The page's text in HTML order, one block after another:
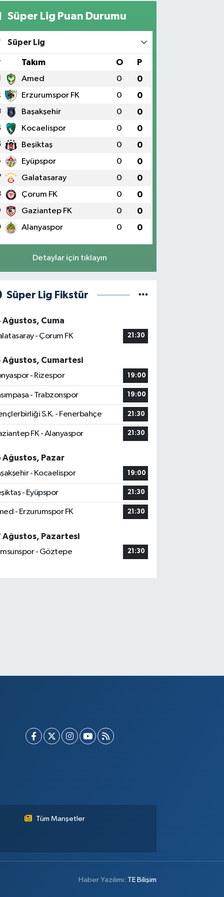
ÜNÜVERSİTESİ HASTANESİNİN KARŞISI TRAFİK
YANI Üniversite Mah.Yunus Emre Bulvarı
A
Süper Lig Puan Durumu
Süper Lig
Takım O P
Amed 0 0
Erzurumspor FK 0 0
Başakşehir 0 0
Kocaelispor 0 0
Beşiktaş 0 0
Eyüpspor 0 0
Galatasaray 0 0
Çorum FK 0 0
Gaziantep FK 0 0
Alanyaspor 0 0
Detaylar için tıklayın
Süper Lig Fikstür
Ağustos, Cuma
- Çorum FK
21:30
Ağustos, Cumartesi
- Rizespor
19:00
- Trabzonspor 19:00
S.K. - Fenerbahçe 21:30
FK - Alanyaspor 21:30
Ağustos, Pazar
- Kocaelispor
19:00
- Eyüpspor 21:30
- Erzurumspor FK 21:30
Ağustos, Pazartesi
- Göztepe
21:30
Tüm Manşetler
Haber Yazılımı: TE Bilişim